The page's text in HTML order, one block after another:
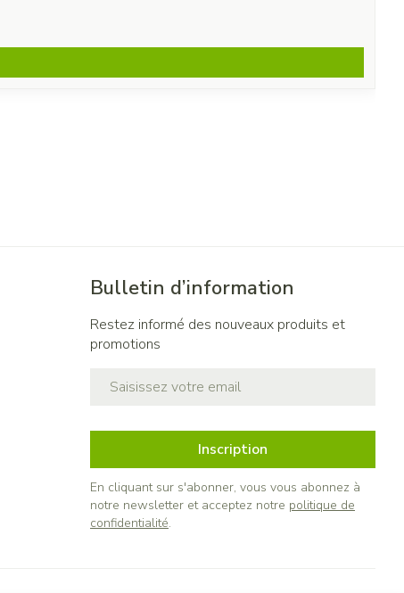
Bulletin d’information
Restez informé des nouveaux produits et
promotions
Inscription
En cliquant sur s'abonner, vous vous abonnez à
notre newsletter et acceptez notre politique de
confidentialité.